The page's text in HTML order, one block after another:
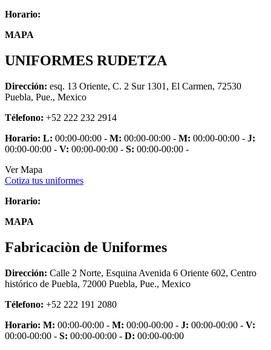
Horario:
MAPA
UNIFORMES RUDETZA
Dirección: esq. 13 Oriente, C. 2 Sur 1301, El Carmen, 72530
Puebla, Pue., Mexico
Télefono: +52 222 232 2914
Horario: L: 00:00-00:00 - M: 00:00-00:00 - M: 00:00-00:00 - J:
00:00-00:00 - V: 00:00-00:00 - S: 00:00-00:00 -
Ver Mapa
Cotiza tus uniformes
Horario:
MAPA
Fabricaciòn de Uniformes
Dirección: Calle 2 Norte, Esquina Avenida 6 Oriente 602, Centro
histórico de Puebla, 72000 Puebla, Pue., Mexico
Télefono: +52 222 191 2080
Horario: M: 00:00-00:00 - M: 00:00-00:00 - J: 00:00-00:00 - V:
00:00-00:00 - S: 00:00-00:00 - D: 00:00-00:00